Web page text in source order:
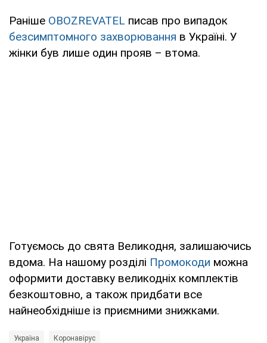
Раніше OBOZREVATEL писав про випадок
безсимптомного захворювання в Україні. У
жінки був лише один прояв – втома.
Готуємось до свята Великодня, залишаючись
вдома. На нашому розділі Промокоди можна
оформити доставку великодніх комплектів
безкоштовно, а також придбати все
найнеобхідніше із приємними знижками.
Україна Коронавірус